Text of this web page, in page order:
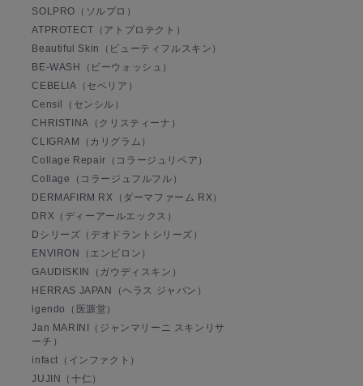
SOLPRO（ソルプロ）
ATPROTECT（アトプロテクト）
Beautiful Skin（ビューティフルスキン）
BE-WASH（ビーウォッシュ）
CEBELIA（セベリア）
Censil（センシル）
CHRISTINA（クリスティーナ）
CLIGRAM（カリグラム）
Collage Repair（コラージュリペア）
Collage（コラージュフルフル）
DERMAFIRM RX（ダーマファーム RX）
DRX（ディーアールエックス）
Dシリーズ（デオドラントシリーズ）
ENVIRON（エンビロン）
GAUDISKIN（ガウディスキン）
HERRAS JAPAN（ヘラス ジャパン）
igendo（医源堂）
Jan MARINI（ジャンマリーニ スキンリサ
ーチ）
infact（インファクト）
JUJIN（十仁）